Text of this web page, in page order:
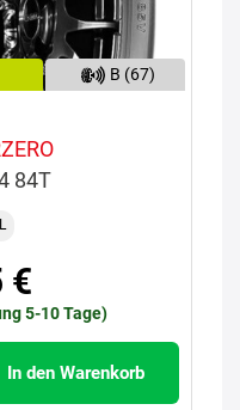
B (67)
84T
€
5-10 Tage)
In den Warenkorb